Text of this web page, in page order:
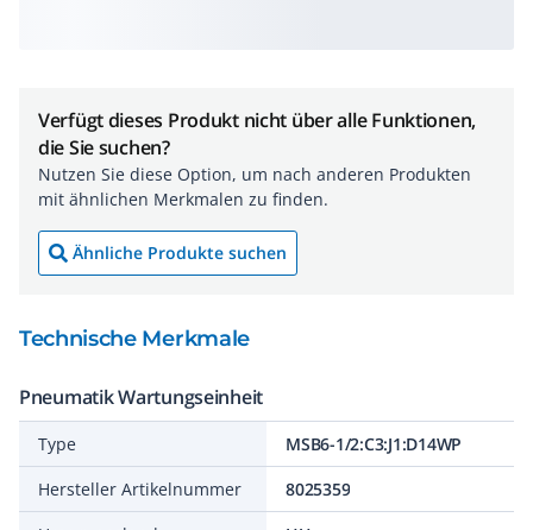
Verfügt dieses Produkt nicht über alle Funktionen,
die Sie suchen?
Nutzen Sie diese Option, um nach anderen Produkten
mit ähnlichen Merkmalen zu finden.
Ähnliche Produkte suchen
Technische Merkmale
Pneumatik Wartungseinheit
Type
MSB6-1/2:C3:J1:D14WP
Hersteller Artikelnummer
8025359